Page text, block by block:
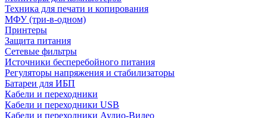
Техника для печати и копирования
МФУ (три-в-одном)
Принтеры
Защита питания
Сетевые фильтры
Источники бесперебойного питания
Регуляторы напряжения и стабилизаторы
Батареи для ИБП
Кабели и переходники
Кабели и переходники USB
Кабели и переходники Аудио-Видео